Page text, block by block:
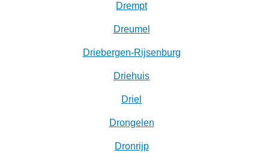
Drempt
Dreumel
Driebergen-Rijsenburg
Driehuis
Driel
Drongelen
Dronrijp